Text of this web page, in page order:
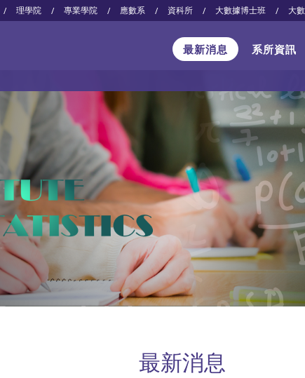
/ 理學院 / 專業學院 / 應數系 / 資科所 / 大數據博士班 / 大
最新消息 系所資訊
最新消息